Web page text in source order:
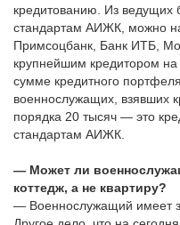
кредитованию. Из ведущих
стандартам АИЖК, можно
Примсоцбанк, Банк ИТБ,
крупнейшим кредитором
сумме кредитного
военнослужащих, взявших
порядка 20 тысяч — это
стандартам АИЖК.
— Может ли
коттедж, а не квартиру?
— Военнослужащий имеет